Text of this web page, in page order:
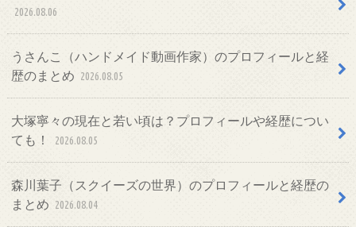
2026.08.06
うさんこ（ハンドメイド動画作家）のプロフィールと経
歴のまとめ 2026.08.05
大塚寧々の現在と若い頃は？プロフィールや経歴につい
ても！
2026.08.05
森川葉子（スクイーズの世界）のプロフィールと経歴の
まとめ 2026.08.04